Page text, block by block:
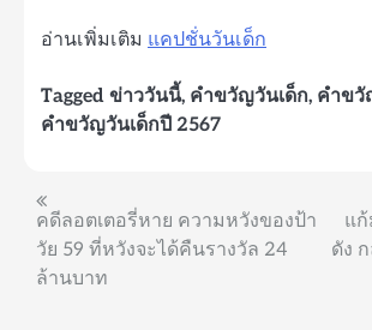
อ่านเพิ่มเติม แคปชั่นวันเด็ก
Tagged ข่าววันนี้, คำขวัญวันเด็ก, คำขวั
คำขวัญวันเด็กปี 2567
แนะแนว
เรื่อง
คดีลอตเตอรี่หาย ความหวังของป้า
วัย 59 ที่หวังจะได้คืนรางวัล 24
ล้านบาท
แ
ดัง